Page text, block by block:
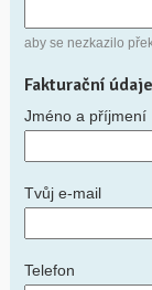
aby se nezkazilo
Fakturační údaje
Jméno a příjmení
Tvůj e-mail
Telefon